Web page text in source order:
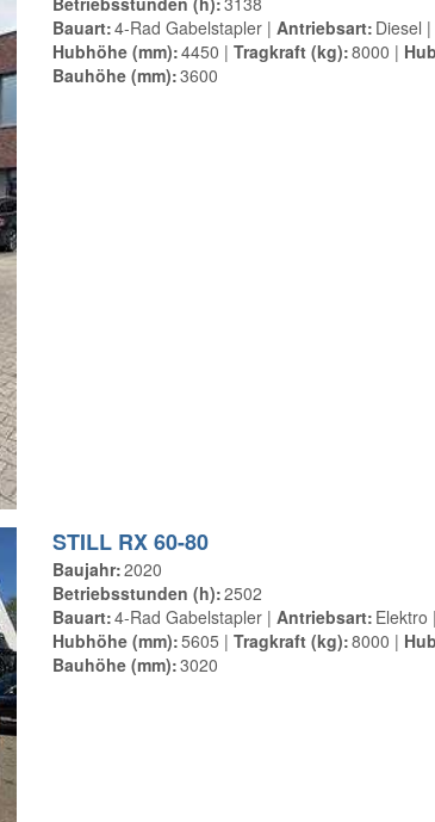
Bauart 4-Rad Gabelstapler Antriebsart Diesel
Hubhöhe (mm) 4450 Tragkraft (kg) 8000
Bauhöhe (mm) 3600
STILL RX 60-80
Baujahr 2020
Betriebsstunden (h) 2502
Bauart 4-Rad Gabelstapler Antriebsart Elektro
Hubhöhe (mm) 5605 Tragkraft (kg) 8000
Bauhöhe (mm) 3020